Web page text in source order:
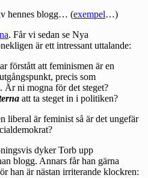
hennes blogg… (exempel…)
. Får vi sedan se Nya
är ett intressant uttalande:
förstått att feminismen är en
precis som
Är ni mogna för det steget?
att ta steget in i politiken?
liberal är feminist så är det ungefär
dyker Torb upp
blogg. Annars får han gärna
han är nästan irriterande klockren: